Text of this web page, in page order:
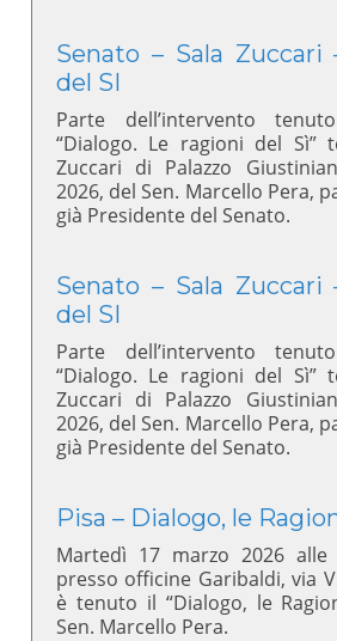
Senato – Sala Zuccari
del SI
Parte dell’intervento
“Dialogo. Le ragioni del Sì”
Zuccari di Palazzo
2026, del Sen. Marcello Pera,
già Presidente del Senato.
Senato – Sala Zuccari
del SI
Parte dell’intervento
“Dialogo. Le ragioni del Sì”
Zuccari di Palazzo
2026, del Sen. Marcello Pera,
già Presidente del Senato.
Pisa – Dialogo, le
Martedì 17 marzo 2026
presso officine Garibaldi, via
è tenuto il “Dialogo, le
Sen. Marcello Pera.